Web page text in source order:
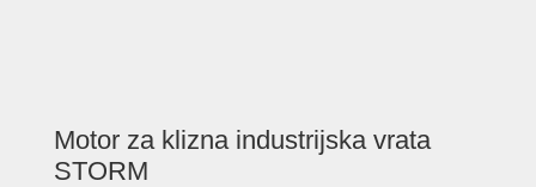
Motor za klizna industrijska vrata
STORM